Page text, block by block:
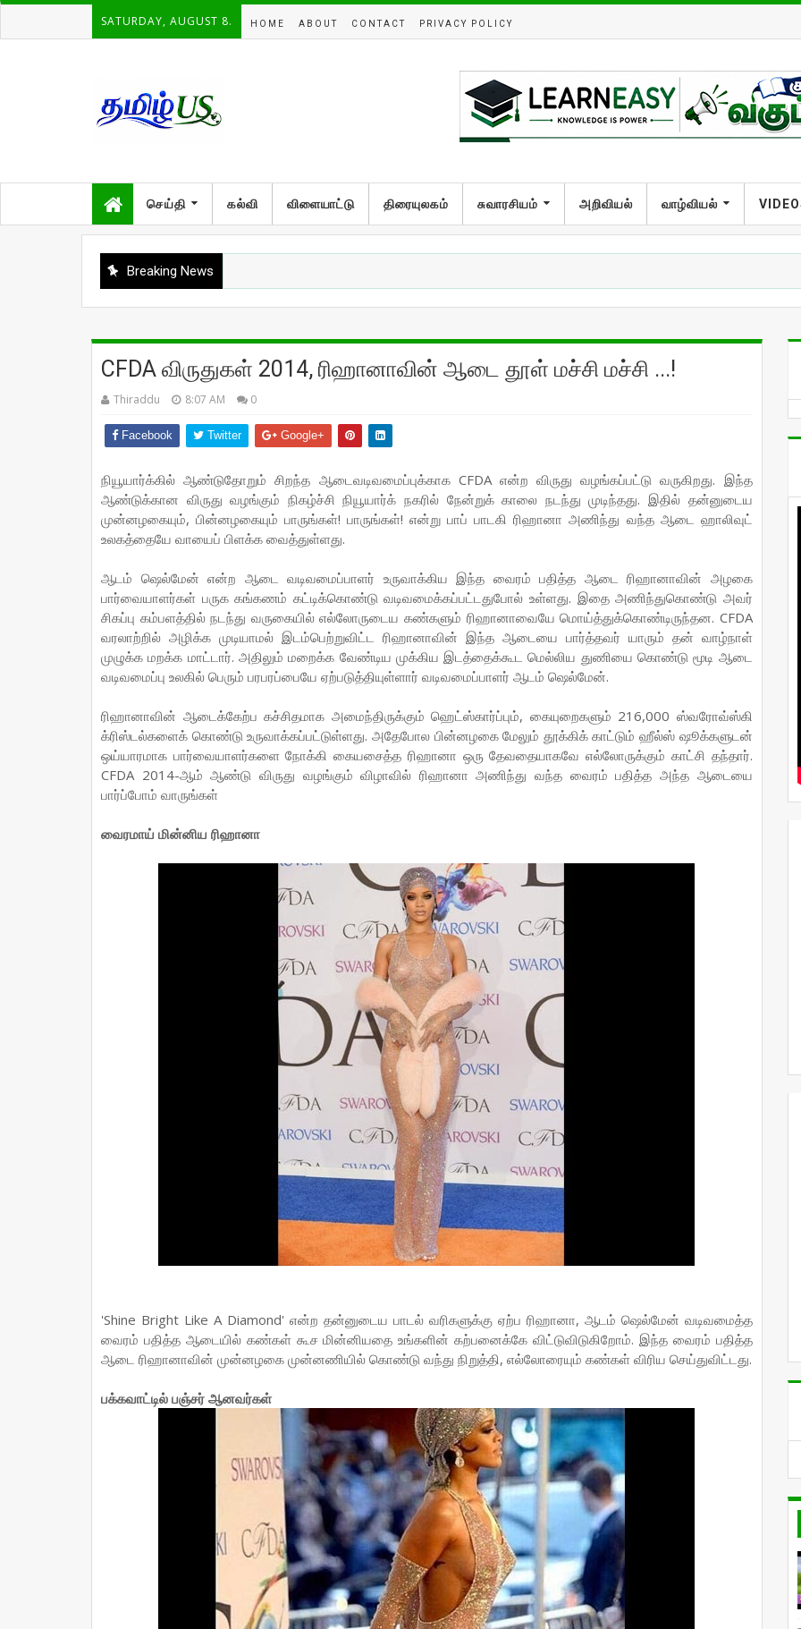
SATURDAY, AUGUST 8. HOME ABOUT CONTACT PRIVACY POLICY
செய்தி கல்வி விளையாட்டு திரையுலகம் சுவாரசியம் அறிவியல் வாழ்வியல்
Breaking News
CFDA விருதுகள் 2014, ரிஹானாவின் ஆடை தூள் மச்சி மச்சி ...!
Thiraddu 8:07 AM 0
Facebook Twitter Google+
நியூயார்க்கில் ஆண்டுதோறும் சிறந்த ஆடைவடிவமைப்புக்காக CFDA என்ற விருது வழங்கப்பட்டு வருகிறது. இந்த
ஆண்டுக்கான விருது வழங்கும் நிகழ்ச்சி நியூயார்க் நகரில் நேன்றுக் காலை நடந்து முடிந்தது. இதில் தன்னுடைய
முன்னழகையும், பின்னழகையும் பாருங்கள்! பாருங்கள்! என்று பாப் பாடகி ரிஹானா அணிந்து வந்த ஆடை ஹாலிவுட்
உலகத்தையே வாயைப் பிளக்க வைத்துள்ளது.
ஆடம் ஷெல்மேன் என்ற ஆடை வடிவமைப்பாளர் உருவாக்கிய இந்த வைரம் பதித்த ஆடை ரிஹானாவின் அழகை
பார்வையாளர்கள் பருக கங்கணம் கட்டிக்கொண்டு வடிவமைக்கப்பட்டதுபோல் உள்ளது. இதை அணிந்துகொண்டு அவர்
சிகப்பு கம்பளத்தில் நடந்து வருகையில் எல்லோருடைய கண்களும் ரிஹானாவையே மொய்த்துக்கொண்டிருந்தன. CFDA
வரலாற்றில் அழிக்க முடியாமல் இடம்பெற்றுவிட்ட ரிஹானாவின் இந்த ஆடையை பார்த்தவர் யாரும் தன் வாழ்நாள்
முழுக்க மறக்க மாட்டார். அதிலும் மறைக்க வேண்டிய முக்கிய இடத்தைக்கூட மெல்லிய துணியை கொண்டு மூடி ஆடை
வடிவமைப்பு உலகில் பெரும் பரபரப்பையே ஏற்படுத்தியுள்ளார் வடிவமைப்பாளர் ஆடம் ஷெல்மேன்.
ரிஹானாவின் ஆடைக்கேற்ப கச்சிதமாக அமைந்திருக்கும் ஹெட்ஸ்கார்ப்பும், கையுறைகளும் 216,000 ஸ்வரோவ்ஸ்கி
க்ரிஸ்டல்களைக் கொண்டு உருவாக்கப்பட்டுள்ளது. அதேபோல பின்னழகை மேலும் தூக்கிக் காட்டும் ஹீல்ஸ் ஷூக்களுடன்
ஒய்யாரமாக பார்வையாளர்களை நோக்கி கையசைத்த ரிஹானா ஒரு தேவதையாகவே எல்லோருக்கும் காட்சி தந்தார்.
CFDA 2014-ஆம் ஆண்டு விருது வழங்கும் விழாவில் ரிஹானா அணிந்து வந்த வைரம் பதித்த அந்த ஆடையை
பார்ப்போம் வாருங்கள்
வைரமாய் மின்னிய ரிஹானா
'Shine Bright Like A Diamond' என்ற தன்னுடைய பாடல் வரிகளுக்கு ஏற்ப ரிஹானா, ஆடம் ஷெல்மேன் வடிவமைத்த
வைரம் பதித்த ஆடையில் கண்கள் கூச மின்னியதை உங்களின் கற்பனைக்கே விட்டுவிடுகிறோம். இந்த வைரம் பதித்த
ஆடை ரிஹானாவின் முன்னழகை முன்னணியில் கொண்டு வந்து நிறுத்தி, எல்லோரையும் கண்கள் விரிய செய்துவிட்டது.
பக்கவாட்டில் பஞ்சர் ஆனவர்கள்